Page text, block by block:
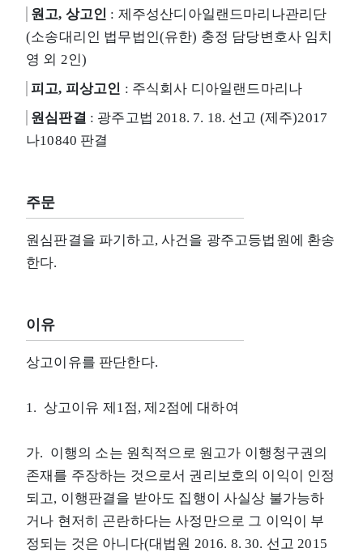
원고, 상고인 : 제주성산디아일랜드마리나관리단
(소송대리인 법무법인(유한) 충정 담당변호사 임치
영 외 2인)
피고, 피상고인 : 주식회사 디아일랜드마리나
원심판결 : 광주고법 2018. 7. 18. 선고 (제주)2017
나10840 판결
주문
원심판결을 파기하고, 사건을 광주고등법원에 환송
한다.
이유
상고이유를 판단한다.
1. 상고이유 제1점, 제2점에 대하여
가. 이행의 소는 원칙적으로 원고가 이행청구권의
존재를 주장하는 것으로서 권리보호의 이익이 인정
되고, 이행판결을 받아도 집행이 사실상 불가능하
거나 현저히 곤란하다는 사정만으로 그 이익이 부
정되는 것은 아니다(대법원 2016. 8. 30. 선고 2015